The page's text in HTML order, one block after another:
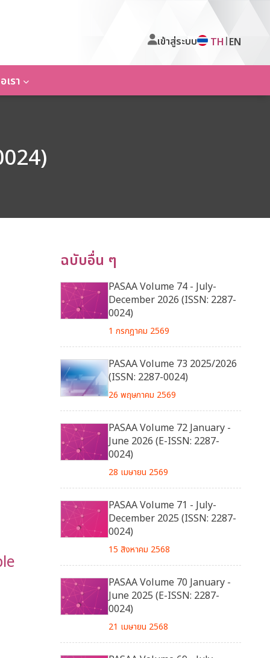
เข้าสู่ระบบ TH | EN
รา
ฉบับอื่น ๆ
PASAA Volume 74 - July-
December 2026 (ISSN: 2287-
0024)
1 กรกฎาคม 2569
PASAA Volume 73 2025/2026
(ISSN: 2287-0024)
26 พฤษภาคม 2569
PASAA Volume 72 January -
June 2026 (E-ISSN: 2287-
0024)
28 เมษายน 2569
PASAA Volume 71 - July-
December 2025 (ISSN: 2287-
0024)
15 สิงหาคม 2568
PASAA Volume 70 January -
June 2025 (E-ISSN: 2287-
0024)
21 เมษายน 2568